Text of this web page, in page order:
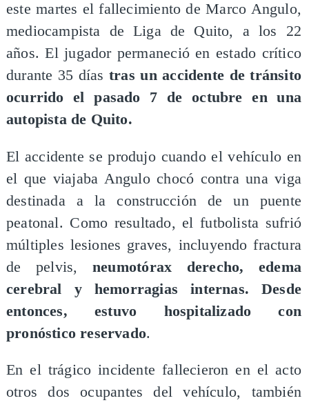
este martes el fallecimiento de Marco Angulo,
mediocampista de Liga de Quito, a los 22
años. El jugador permaneció en estado crítico
durante 35 díastras un accidente de tránsito
ocurrido el pasado 7 de octubre en una
autopista de Quito.
El accidente se produjo cuando el vehículo en
el que viajaba Angulo chocó contra una viga
destinada a la construcción de un puente
peatonal. Como resultado, el futbolista sufrió
múltiples lesiones graves, incluyendo fractura
de pelvis,neumotórax derecho, edema
cerebral y hemorragias internas. Desde
entonces, estuvo hospitalizado con
pronóstico reservado.
En el trágico incidente fallecieron en el acto
otros dos ocupantes del vehículo, también